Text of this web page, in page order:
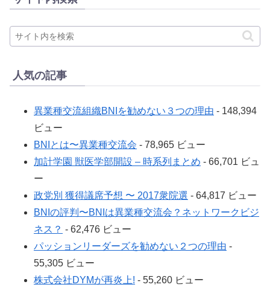
人気の記事
異業種交流組織BNIを勧めない３つの理由 - 148,394
ビュー
BNIとは〜異業種交流会 - 78,965 ビュー
加計学園 獣医学部開設 – 時系列まとめ - 66,701 ビュ
ー
政党別 獲得議席予想 〜 2017衆院選 - 64,817 ビュー
BNIの評判〜BNIは異業種交流会？ネットワークビジ
ネス？ - 62,476 ビュー
パッションリーダーズを勧めない２つの理由 -
55,305 ビュー
株式会社DYMが再炎上! - 55,260 ビュー